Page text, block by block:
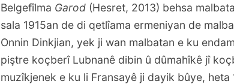
Belgefîlma Garod (Hesret, 2013) behsa
sala 1915an de di qetlîama ermeniyan de
Onnin Dinkjian, yek ji wan malbatan e ku
piştre koçberî Lubnanê dibin û dûmahîkê jî
muzîkjenek e ku li Fransayê ji dayik bûye,